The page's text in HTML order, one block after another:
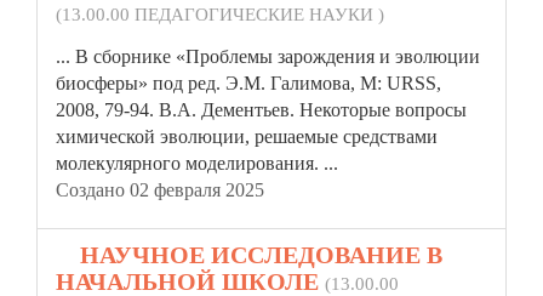
(13.00.00 ПЕДАГОГИЧЕСКИЕ НАУКИ )
... В сборнике «Проблемы зарождения и эволюции
биосферы» под ред. Э.М. Галимова, М: URSS,
2008, 79-94. В.А. Дементьев. Некоторые вопросы
химической эволюции, решаемые средствами
молекулярного моделирования. ...
Создано 02 февраля 2025
НАУЧНОЕ ИССЛЕДОВАНИЕ В
НАЧАЛЬНОЙ ШКОЛЕ (13.00.00